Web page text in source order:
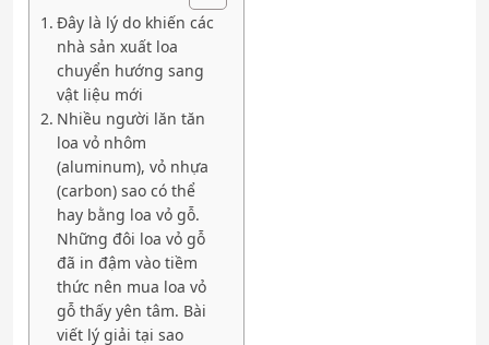
Đây là lý do khiến các
nhà sản xuất loa
chuyển hướng sang
vật liệu mới
Nhiều người lăn tăn
loa vỏ nhôm
(aluminum), vỏ nhựa
(carbon) sao có thể
hay bằng loa vỏ gỗ.
Những đôi loa vỏ gỗ
đã in đậm vào tiềm
thức nên mua loa vỏ
gỗ thấy yên tâm. Bài
viết lý giải tại sao